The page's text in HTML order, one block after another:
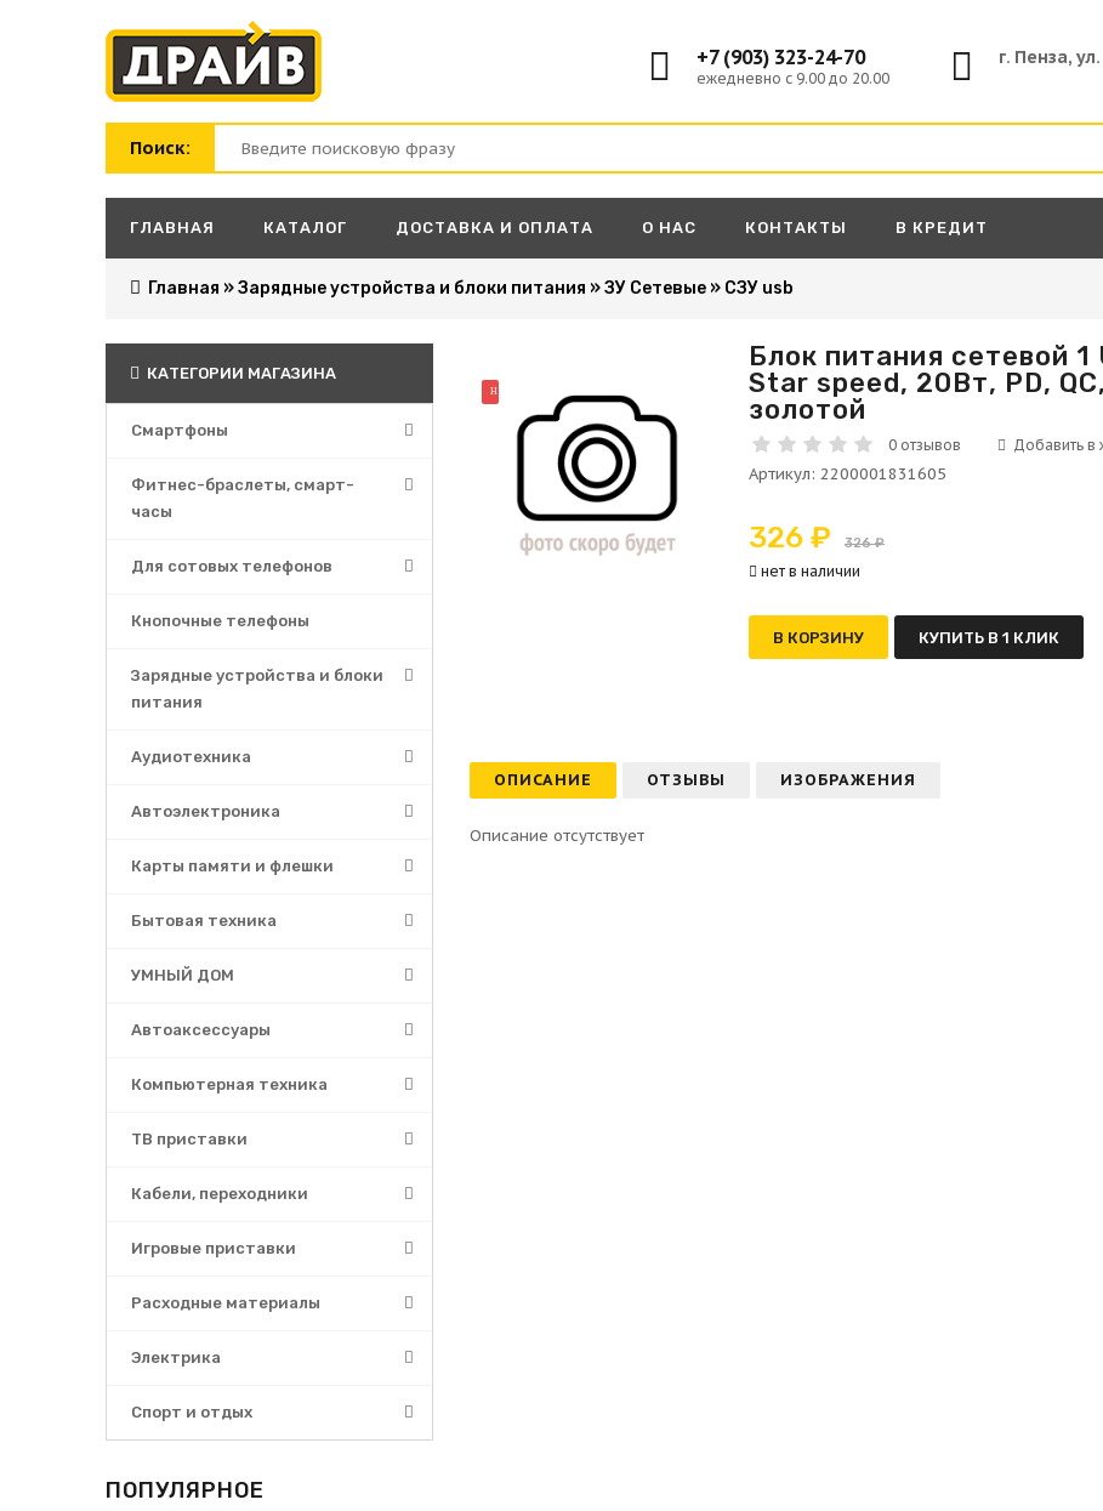
+7 (903) 323-24-70
ежедневно с 9.00 до 20.00
г. Пенза,
Поиск:
ГЛАВНАЯ КАТАЛОГ ДОСТАВКА И ОПЛАТА О НАС КОНТАКТЫ В КРЕДИТ
Главная »Зарядные устройства и блоки питания »ЗУ Сетевые » СЗУ usb
НОВИНКА
Блок питания сетевой 1
Star speed, 20Вт, PD,
золотой
0 отзывов
Артикул: 2200001831605
326 ₽ 326 ₽
нет в наличии
В КОРЗИНУ КУПИТЬ В 1 КЛИК
ОПИСАНИЕ ОТЗЫВЫ ИЗОБРАЖЕНИЯ
Описание отсутствует
КАТЕГОРИИ МАГАЗИНА
Смартфоны
Фитнес-браслеты, смарт-
часы
Для сотовых телефонов
Кнопочные телефоны
Зарядные устройства и блоки
питания
Аудиотехника
Автоэлектроника
Карты памяти и флешки
Бытовая техника
УМНЫЙ ДОМ
Автоаксессуары
Компьютерная техника
ТВ приставки
Кабели, переходники
Игровые приставки
Расходные материалы
Электрика
Спорт и отдых
ПОПУЛЯРНОЕ